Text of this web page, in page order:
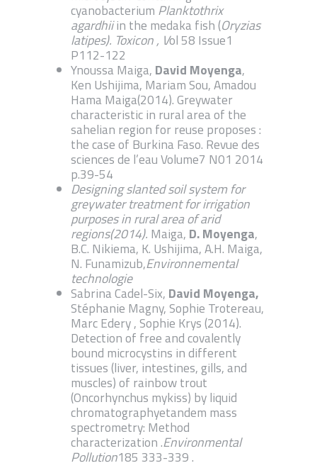
cyanobacterium Planktothrix
agardhiiin the medaka fish (Oryzias
latipes). Toxicon , Vol 58 Issue1
P112-122
Ynoussa Maiga, David Moyenga,
Ken Ushijima, Mariam Sou, Amadou
Hama Maiga(2014). Greywater
characteristic in rural area of the
sahelian region for reuse proposes :
the case of Burkina Faso. Revue des
sciences de l’eau Volume7 N01 2014
p.39-54
Designing slanted soil system for
greywater treatment for irrigation
purposes in rural area of arid
regions(2014). Maiga, D. Moyenga,
B.C. Nikiema, K. Ushijima, A.H. Maiga,
N. Funamizub,Environnemental
technologie
Sabrina Cadel-Six, David Moyenga,
Stéphanie Magny, Sophie Trotereau,
Marc Edery , Sophie Krys (2014).
Detection of free and covalently
bound microcystins in different
tissues (liver, intestines, gills, and
muscles) of rainbow trout
(Oncorhynchus mykiss) by liquid
chromatographyetandem mass
spectrometry: Method
characterization .Environmental
Pollution185 333-339 .